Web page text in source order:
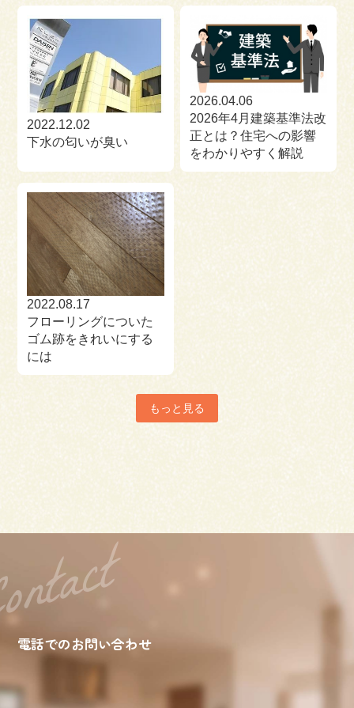
2022.12.02
下水の匂いが臭い
2026.04.06
2026年4月建築基準法改
正とは？住宅への影響
をわかりやすく解説
2022.08.17
フローリングについた
ゴム跡をきれいにする
には
もっと見る
電話でのお問い合わせ